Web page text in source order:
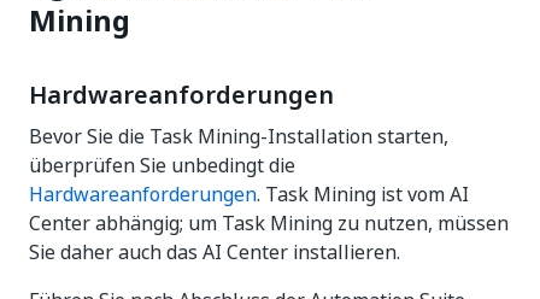
Mining
Hardwareanforderungen
Bevor Sie die Task Mining-Installation starten,
überprüfen Sie unbedingt die
Hardwareanforderungen. Task Mining ist vom AI
Center abhängig; um Task Mining zu nutzen, müssen
Sie daher auch das AI Center installieren.